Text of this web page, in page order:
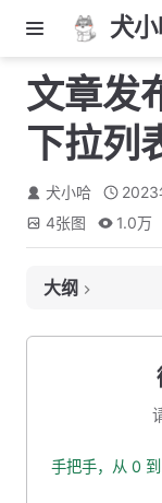
犬
文章发
下拉列
犬小哈 2023
4张图 1.0万
大纲
二、新建
手把手，从 0